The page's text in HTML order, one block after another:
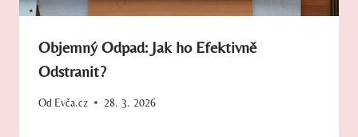
Objemný Odpad: Jak ho Efektivně
Odstranit?
Od Evča.cz 28. 3. 2026